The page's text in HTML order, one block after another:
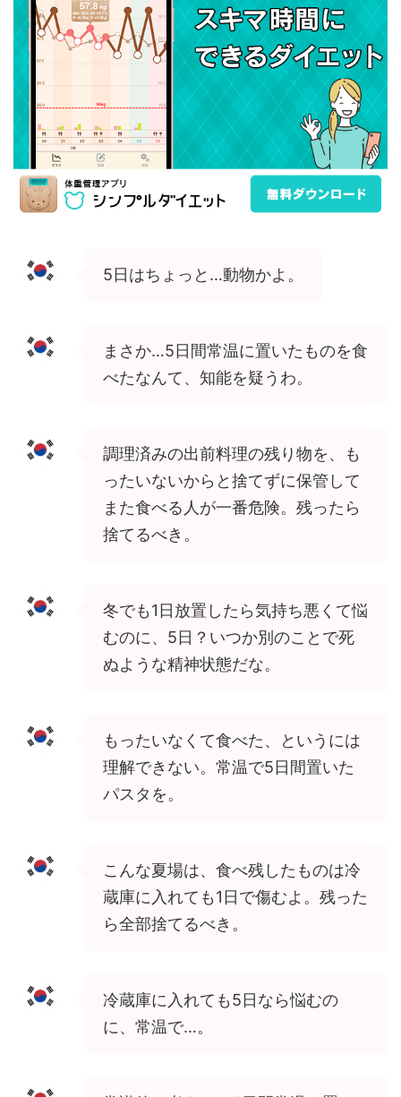
5日はちょっと…動物かよ。
まさか…5日間常温に置いたものを食
べたなんて、知能を疑うわ。
調理済みの出前料理の残り物を、も
ったいないからと捨てずに保管して
また食べる人が一番危険。残ったら
捨てるべき。
冬でも1日放置したら気持ち悪くて悩
むのに、5日？いつか別のことで死
ぬような精神状態だな。
もったいなくて食べた、というには
理解できない。常温で5日間置いた
パスタを。
こんな夏場は、食べ残したものは冷
蔵庫に入れても1日で傷むよ。残った
ら全部捨てるべき。
冷蔵庫に入れても5日なら悩むの
に、常温で…。